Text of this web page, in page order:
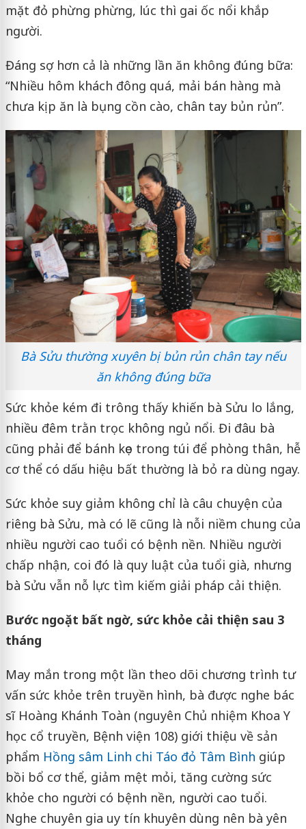
mặt đỏ phừng phừng, lúc thì gai ốc nổi khắp
người.
Đáng sợ hơn cả là những lần ăn không đúng bữa:
“Nhiều hôm khách đông quá, mải bán hàng mà
chưa kịp ăn là bụng cồn cào, chân tay bủn rủn”.
Bà Sửu thường xuyên bị bủn rủn chân tay nếu
ăn không đúng bữa
Sức khỏe kém đi trông thấy khiến bà Sửu lo lắng,
nhiều đêm trằn trọc không ngủ nổi. Đi đâu bà
cũng phải để bánh kẹo trong túi để phòng thân, hễ
cơ thể có dấu hiệu bất thường là bỏ ra dùng ngay.
Sức khỏe suy giảm không chỉ là câu chuyện của
riêng bà Sửu, mà có lẽ cũng là nỗi niềm chung của
nhiều người cao tuổi có bệnh nền. Nhiều người
chấp nhận, coi đó là quy luật của tuổi già, nhưng
bà Sửu vẫn nỗ lực tìm kiếm giải pháp cải thiện.
Bước ngoặt bất ngờ, sức khỏe cải thiện sau 3
tháng
May mắn trong một lần theo dõi chương trình tư
vấn sức khỏe trên truyền hình, bà được nghe bác
sĩ Hoàng Khánh Toàn (nguyên Chủ nhiệm Khoa Y
học cổ truyền, Bệnh viện 108) giới thiệu về sản
phẩm Hồng sâm Linh chi Táo đỏ Tâm Bình giúp
bồi bổ cơ thể, giảm mệt mỏi, tăng cường sức
khỏe cho người có bệnh nền, người cao tuổi.
Nghe chuyên gia uy tín khuyên dùng nên bà yên